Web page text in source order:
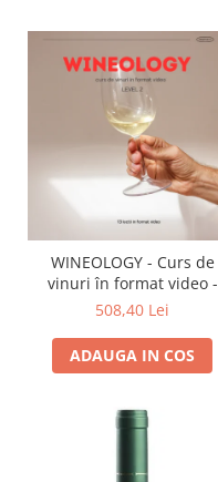
WINEOLOGY - Curs de
vinuri în format video -
LEVEL 2
508,40 Lei
ADAUGA IN COS